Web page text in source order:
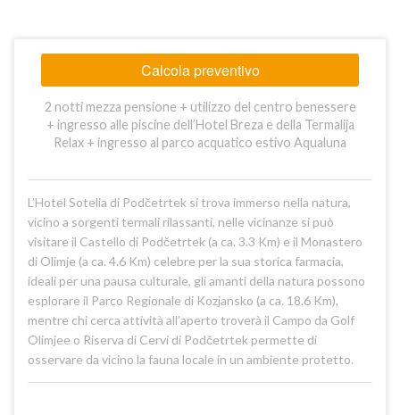
Calcola preventivo
2 notti mezza pensione + utilizzo del centro benessere
+ ingresso alle piscine dell’Hotel Breza e della Termalija
Relax + ingresso al parco acquatico estivo Aqualuna
L’Hotel Sotelia di Podčetrtek si trova immerso nella natura,
vicino a sorgenti termali rilassanti, nelle vicinanze si può
visitare il Castello di Podčetrtek (a ca. 3.3 Km) e il Monastero
di Olimje (a ca. 4.6 Km) celebre per la sua storica farmacia,
ideali per una pausa culturale, gli amanti della natura possono
esplorare il Parco Regionale di Kozjansko (a ca. 18.6 Km),
mentre chi cerca attività all’aperto troverà il Campo da Golf
Olimjee o Riserva di Cervi di Podčetrtek permette di
osservare da vicino la fauna locale in un ambiente protetto.